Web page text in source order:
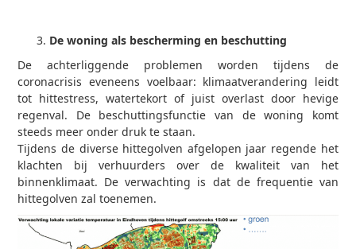
De woning als bescherming en beschutting
De achterliggende problemen worden tijdens de
coronacrisis eveneens voelbaar: klimaatverandering leidt
tot hittestress, watertekort of juist overlast door hevige
regenval. De beschuttingsfunctie van de woning komt
steeds meer onder druk te staan.
Tijdens de diverse hittegolven afgelopen jaar regende het
klachten bij verhuurders over de kwaliteit van het
binnenklimaat. De verwachting is dat de frequentie van
hittegolven zal toenemen.